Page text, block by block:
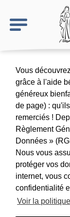
Vous
grâce à l'aide
généreux
de page) :
remerciés !
Règlement
Données »
Nous vous
protéger vos
internet, vous
confidentialité
Voir la